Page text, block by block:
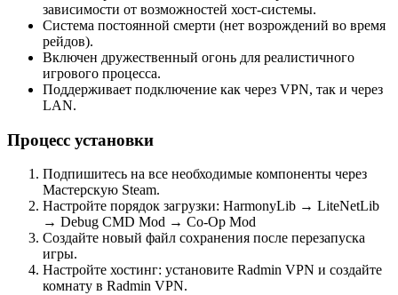
зависимости от возможностей хост-системы.
Система постоянной смерти (нет возрождений во время
рейдов).
Включен дружественный огонь для реалистичного
игрового процесса.
Поддерживает подключение как через VPN, так и через
LAN.
Процесс установки
Подпишитесь на все необходимые компоненты через
Мастерскую Steam.
Настройте порядок загрузки: HarmonyLib → LiteNetLib
→ Debug CMD Mod → Co-Op Mod
Создайте новый файл сохранения после перезапуска
игры.
Настройте хостинг: установите Radmin VPN и создайте
комнату в Radmin VPN.